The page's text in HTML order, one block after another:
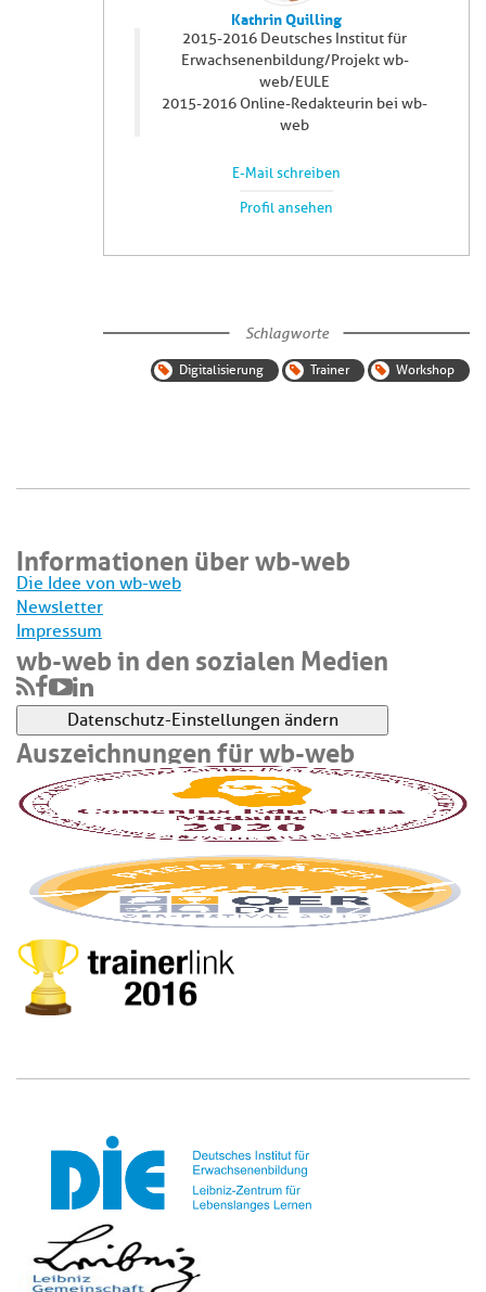
Kathrin Quilling
2015-2016 Deutsches Institut für
Erwachsenenbildung/Projekt wb-
web/EULE
2015-2016 Online-Redakteurin bei wb-
web
E-Mail schreiben
Profil ansehen
Schlagworte
Digitalisierung Trainer Workshop
Informationen über wb-web
Die Idee von wb-web
Newsletter
Impressum
wb-web in den sozialen Medien
Datenschutz-Einstellungen ändern
Auszeichnungen für wb-web